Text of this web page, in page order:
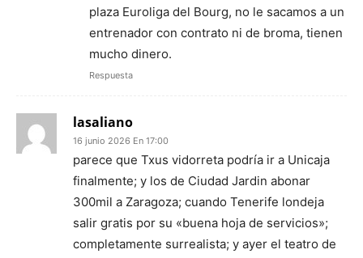
plaza Euroliga del Bourg, no le sacamos a un
entrenador con contrato ni de broma, tienen
mucho dinero.
Respuesta
lasaliano
16 junio 2026 En 17:00
parece que Txus vidorreta podría ir a Unicaja
finalmente; y los de Ciudad Jardin abonar
300mil a Zaragoza; cuando Tenerife londeja
salir gratis por su «buena hoja de servicios»;
completamente surrealista; y ayer el teatro de